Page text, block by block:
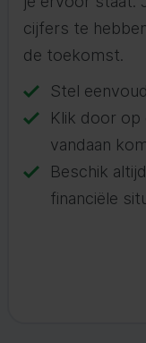
cijfers te
de toekomst.
Stel
Klik door op
vandaan
Beschik
financiële